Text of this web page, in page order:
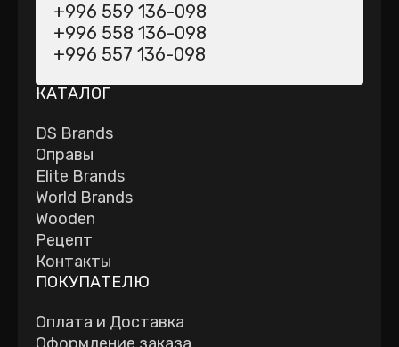
+996 559 136-098
+996 558 136-098
+996 557 136-098
КАТАЛОГ
DS Brands
Оправы
Elite Brands
World Brands
Wooden
Рецепт
Контакты
ПОКУПАТЕЛЮ
Оплата и Доставка